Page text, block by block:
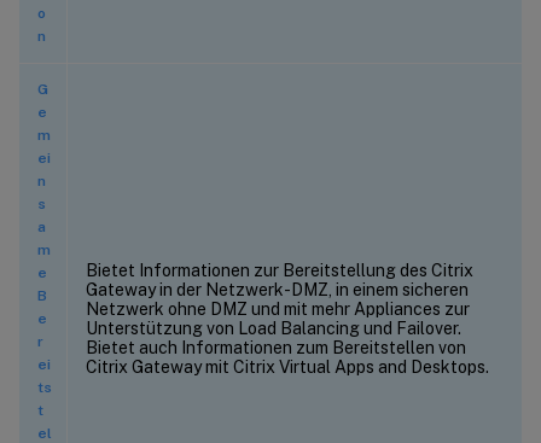
o
n
G
e
m
ei
n
s
a
m
e
B
e
r
ei
ts
t
el
Bietet Informationen zur Bereitstellung des Citrix
Gateway in der Netzwerk-DMZ, in einem sicheren
Netzwerk ohne DMZ und mit mehr Appliances zur
Unterstützung von Load Balancing und Failover.
Bietet auch Informationen zum Bereitstellen von
Citrix Gateway mit Citrix Virtual Apps and Desktops.